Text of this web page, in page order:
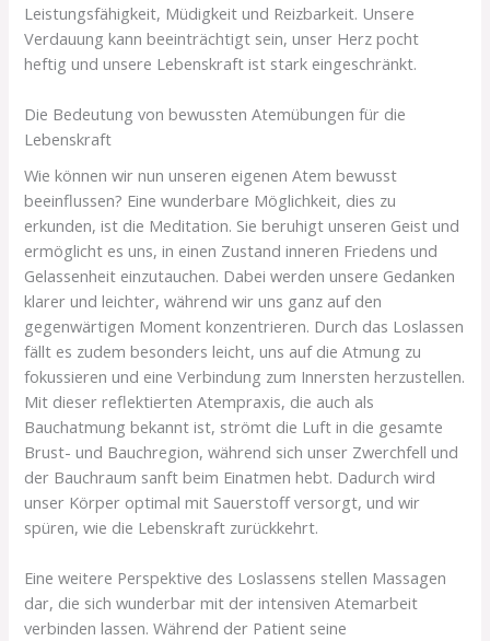
Leistungsfähigkeit, Müdigkeit und Reizbarkeit. Unsere
Verdauung kann beeinträchtigt sein, unser Herz pocht
heftig und unsere Lebenskraft ist stark eingeschränkt.
Die Bedeutung von bewussten Atemübungen für die
Lebenskraft
Wie können wir nun unseren eigenen Atem bewusst
beeinflussen? Eine wunderbare Möglichkeit, dies zu
erkunden, ist die Meditation. Sie beruhigt unseren Geist und
ermöglicht es uns, in einen Zustand inneren Friedens und
Gelassenheit einzutauchen. Dabei werden unsere Gedanken
klarer und leichter, während wir uns ganz auf den
gegenwärtigen Moment konzentrieren. Durch das Loslassen
fällt es zudem besonders leicht, uns auf die Atmung zu
fokussieren und eine Verbindung zum Innersten herzustellen.
Mit dieser reflektierten Atempraxis, die auch als
Bauchatmung bekannt ist, strömt die Luft in die gesamte
Brust- und Bauchregion, während sich unser Zwerchfell und
der Bauchraum sanft beim Einatmen hebt. Dadurch wird
unser Körper optimal mit Sauerstoff versorgt, und wir
spüren, wie die Lebenskraft zurückkehrt.
Eine weitere Perspektive des Loslassens stellen Massagen
dar, die sich wunderbar mit der intensiven Atemarbeit
verbinden lassen. Während der Patient seine